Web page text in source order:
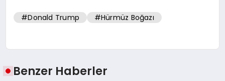
#Donald Trump #Hürmüz Boğazı
Benzer Haberler